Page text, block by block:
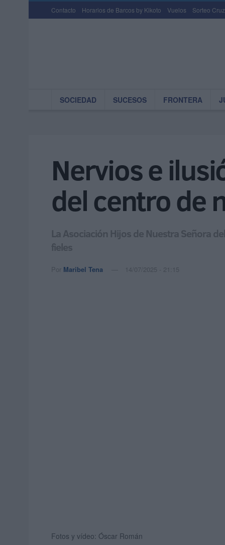
Contacto Horarios de Barcos by Kikoto Vuelos Sorteo
SOCIEDAD SUCESOS FRONTERA
Nervios e
del centro de
La Asociación Hijos de Nuestra Señora
fieles
Por Maribel Tena 14/07/2025 - 21:15
Fotos y vídeo: Óscar Román